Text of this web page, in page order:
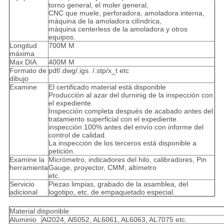
torno general, el moler general,
CNC que muele, perforadora, amoladora interna,
máquina de la amoladora cilíndrica,
máquina centerless de la amoladora y otros
equipos.
Longitud
máxima
700M M
Max DIA
400M M
Formato de
dibujo
pdf/.dwg/.igs. /.stp/x_t etc
Examine
El certificado material está disponible
Producción al azar del durninig de la inspección con
el expediente
Inspección completa después de acabado antes del
tratamiento superficial con el expediente.
inspección 100% antes del envío con informe del
control de calidad.
La inspección de los terceros está disponible a
petición.
Examine la
herramienta
Micrómetro, indicadores del hilo, calibradores, Pin
Gauge, proyector, CMM, altímetro
etc.
Servicio
adicional
Piezas limpias, grabado de la asamblea, del
logotipo, etc. de empaquetado especial.
Material disponible
Aluminio
Al2024, Al5052, AL6061, AL6063, AL7075 etc.